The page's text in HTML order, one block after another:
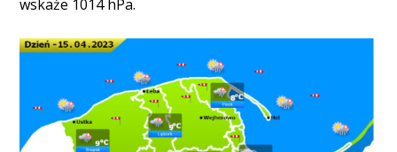
wskaże 1014 hPa.